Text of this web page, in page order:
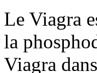
Le Viagra
la
Viagra